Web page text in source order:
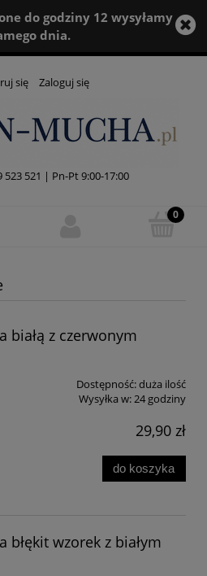
do godziny 12 wysyłamy
dnia.
się Zaloguj się
521 | Pn-Pt 9:00-17:00
białą z czerwonym
Dostępność:duża ilość
Wysyłka w:24 godziny
29,90 zł
do koszyka
błękit wzorek z białym